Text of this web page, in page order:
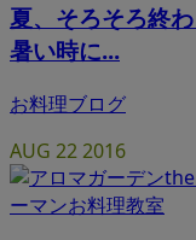
夏、そろそろ終
暑い時に...
お料理ブログ
AUG 222016